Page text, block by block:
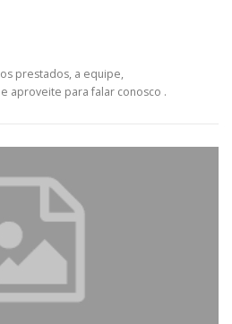
prestados, a equipe,
aproveite para falar conosco .